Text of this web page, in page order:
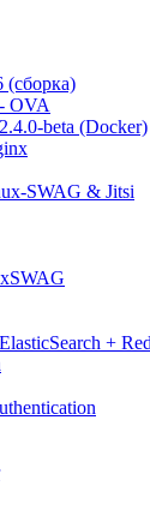
(сборка)
OVA
beta (Docker)
SWAG & Jitsi
+